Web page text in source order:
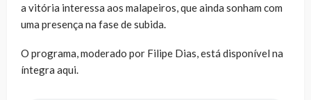
a vitória interessa aos malapeiros, que ainda sonham com
uma presença na fase de subida.
O programa, moderado por Filipe Dias, está disponível na
íntegra aqui.